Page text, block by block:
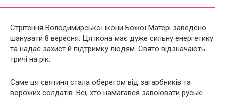
Стрітення Володимирської ікони Божої Матері заведено
шанувати 8 вересня. Ця ікона має дуже сильну енергетику
та надає захист й підтримку людям. Свято відзначають
тричі на рік.
Саме ця святиня стала оберегом від загарбників та
ворожих солдатів. Всі, хто намагався завоювати руські